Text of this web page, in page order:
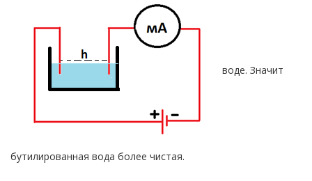
воде. Значит
бутилированная вода более чистая.